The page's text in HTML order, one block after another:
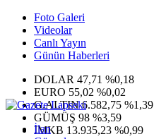
Foto Galeri
Videolar
Canlı Yayın
Günün Haberleri
DOLAR 47,71 %0,18
EURO 55,02 %0,02
G.ALTIN6.582,75 %1,39
GÜMÜŞ 98 %3,59
IMKB 13.935,23 %0,99
İlan